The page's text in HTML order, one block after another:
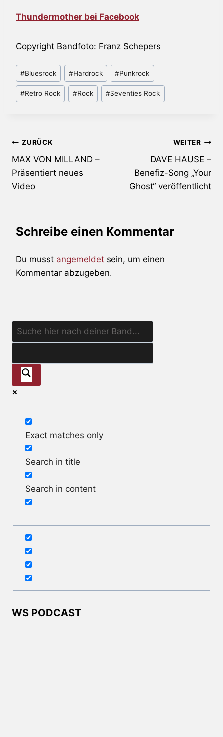
Thundermother bei Facebook
Copyright Bandfoto: Franz Schepers
Schlagworte:
#Bluesrock #Hardrock #Punkrock
#Retro Rock #Rock #Seventies Rock
Beitragsnavigation
ZURÜCK
MAX VON MILLAND –
Präsentiert neues
Video
WEITER
DAVE HAUSE –
Benefiz-Song „Your
Ghost“ veröffentlicht
Schreibe einen Kommentar
Du musst angemeldet sein, um einen
Kommentar abzugeben.
Exact matches only
Search in title
Search in content
WS PODCAST